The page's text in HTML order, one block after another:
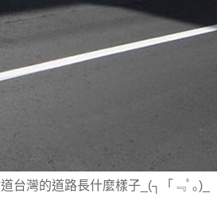
台灣的道路長什麼樣子_(┐「﹃ﾟ｡)_